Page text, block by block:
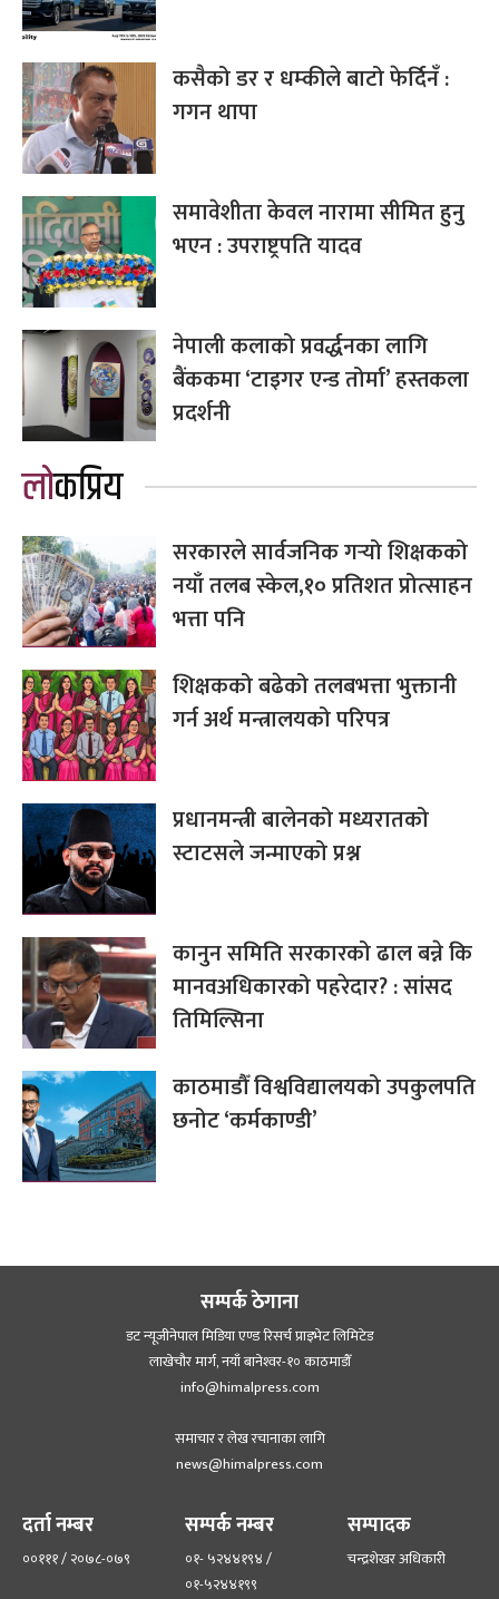
कसैको डर र धम्कीले बाटो फेर्दिनँ :
गगन थापा
समावेशीता केवल नारामा सीमित हुनु
भएन : उपराष्ट्रपति यादव
नेपाली कलाको प्रवर्द्धनका लागि
बैंककमा ‘टाइगर एन्ड तोर्मा’ हस्तकला
प्रदर्शनी
लोकप्रिय
सरकारले सार्वजनिक गर्‍यो शिक्षकको
नयाँ तलब स्केल,१० प्रतिशत प्रोत्साहन
भत्ता पनि
शिक्षकको बढेको तलबभत्ता भुक्तानी
गर्न अर्थ मन्त्रालयको परिपत्र
प्रधानमन्त्री बालेनको मध्यरातको
स्टाटसले जन्माएको प्रश्न
कानुन समिति सरकारको ढाल बन्ने कि
मानवअधिकारको पहरेदार? : सांसद
तिमिल्सिना
काठमाडौँ विश्वविद्यालयको उपकुलपति
छनोट ‘कर्मकाण्डी’
सम्पर्क ठेगाना
डट न्यूजीनेपाल मिडिया एण्ड रिसर्च प्राइभेट लिमिटेड
लाखेचौर मार्ग, नयाँ बानेश्‍वर-१० काठमाडौँ
info@himalpress.com
समाचार र लेख रचानाका लागि
news@himalpress.com
दर्ता नम्बर
००१११ / २०७८-०७९
सम्पर्क नम्बर
०१- ५२४४१९४ /
०१-५२४४१९९
सम्पादक
चन्द्रशेखर अधिकारी